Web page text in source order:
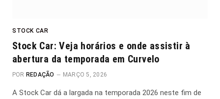
STOCK CAR
Stock Car: Veja horários e onde assistir à
abertura da temporada em Curvelo
POR REDAÇÃO MARÇO 5, 2026
A Stock Car dá a largada na temporada 2026 neste fim de